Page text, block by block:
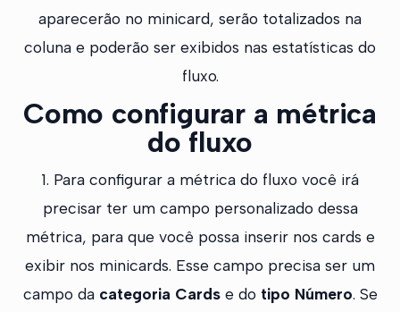
aparecerão no minicard, serão totalizados na
coluna e poderão ser exibidos nas estatísticas do
fluxo.
Como configurar a métrica
do fluxo
1. Para configurar a métrica do fluxo você irá
precisar ter um campo personalizado dessa
métrica, para que você possa inserir nos cards e
exibir nos minicards. Esse campo precisa ser um
campo da categoria Cardse do tipo Número. Se